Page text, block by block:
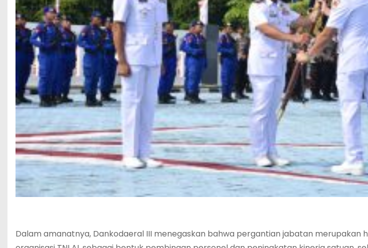
Dalam amanatnya, Dankodaeral III menegaskan bahwa pergantian jabatan merupakan